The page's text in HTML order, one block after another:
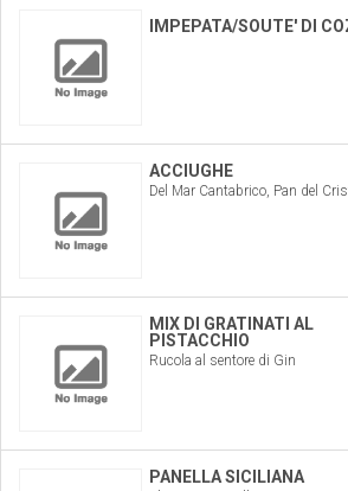
IMPEPATA/SOUTE' DI
ACCIUGHE
Del Mar Cantabrico, Pan del
MIX DI GRATINATI AL
PISTACCHIO
Rucola al sentore di Gin
PANELLA SICILIANA